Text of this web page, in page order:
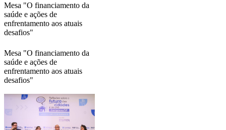
Mesa "O financiamento da
saúde e ações de
enfrentamento aos atuais
desafios"
Mesa "O financiamento da
saúde e ações de
enfrentamento aos atuais
desafios"